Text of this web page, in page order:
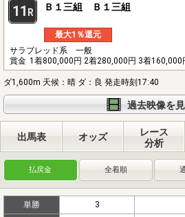
11 R Ｂ１三組 Ｂ１三組
最大1％還元
サラブレッド系 一般
賞金 1着800,000円 2着280,000円 3着
ダ1,600m 天候：晴 ダ：良 発走時刻17:40
過去映像を
出馬表 オッズ
レース
分析
払戻金 全着順
単勝 3